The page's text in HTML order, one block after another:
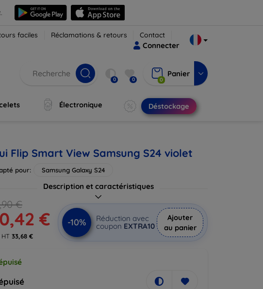
faciles Réclamations & retours Contact
Connecter
0 0 0
Panier
Électronique Déstockage
Flip Smart View Samsung S24 violet
pour: Samsung Galaxy S24
Description et caractéristiques
€
€
HT 33,68 €
-10%
Réduction avec
coupon EXTRA10
Ajouter
au panier